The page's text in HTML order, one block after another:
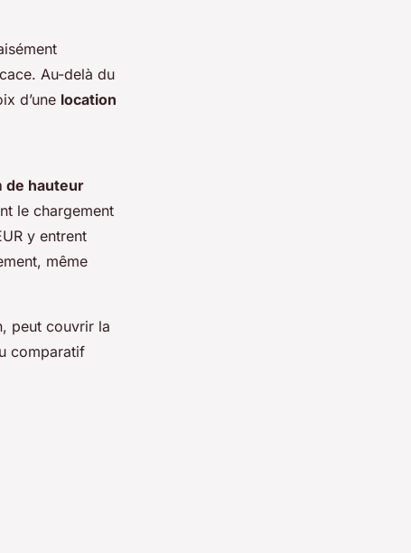
Au-delà du
d’une location
de hauteur
le chargement
y entrent
même
peut couvrir la
comparatif